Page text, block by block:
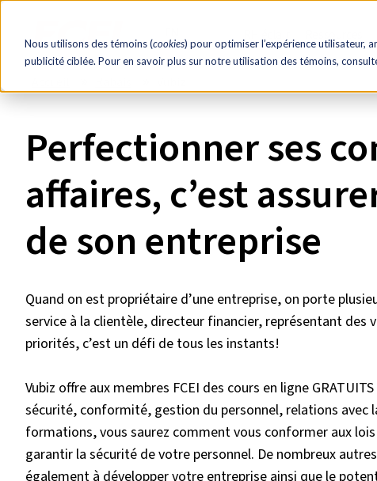
Nous utilisons des témoins (cookies) pour optimiser l’expérience utilisateur,
publicité ciblée. Pour en savoir plus sur notre utilisation des témoins,
Perfectionner ses
affaires, c’est
de son entreprise
Quand on est propriétaire d’une entreprise, on porte
service à la clientèle, directeur financier, représentant des
priorités, c’est un défi de tous les instants!
Vubiz offre aux membres FCEI des cours en ligne
sécurité, conformité, gestion du personnel, relations avec
formations, vous saurez comment vous conformer aux
garantir la sécurité de votre personnel. De nombreux
également à développer votre entreprise ainsi que le